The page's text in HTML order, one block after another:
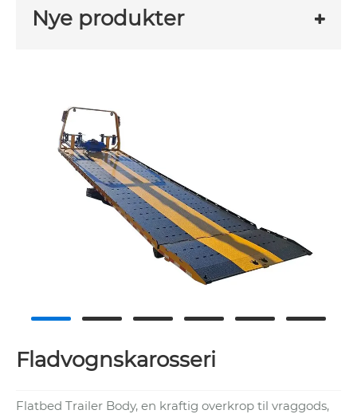
Nye produkter
Fladvognskarosseri
Flatbed Trailer Body, en kraftig overkrop til vraggods,